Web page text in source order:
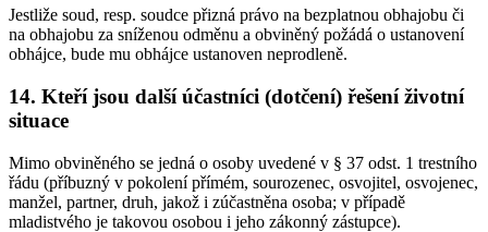
Jestliže soud, resp. soudce přizná právo na bezplatnou obhajobu či
na obhajobu za sníženou odměnu a obviněný požádá o ustanovení
obhájce, bude mu obhájce ustanoven neprodleně.
14. Kteří jsou další účastníci (dotčení) řešení životní
situace
Mimo obviněného se jedná o osoby uvedené v § 37 odst. 1 trestního
řádu (příbuzný v pokolení přímém, sourozenec, osvojitel, osvojenec,
manžel, partner, druh, jakož i zúčastněna osoba; v případě
mladistvého je takovou osobou i jeho zákonný zástupce).